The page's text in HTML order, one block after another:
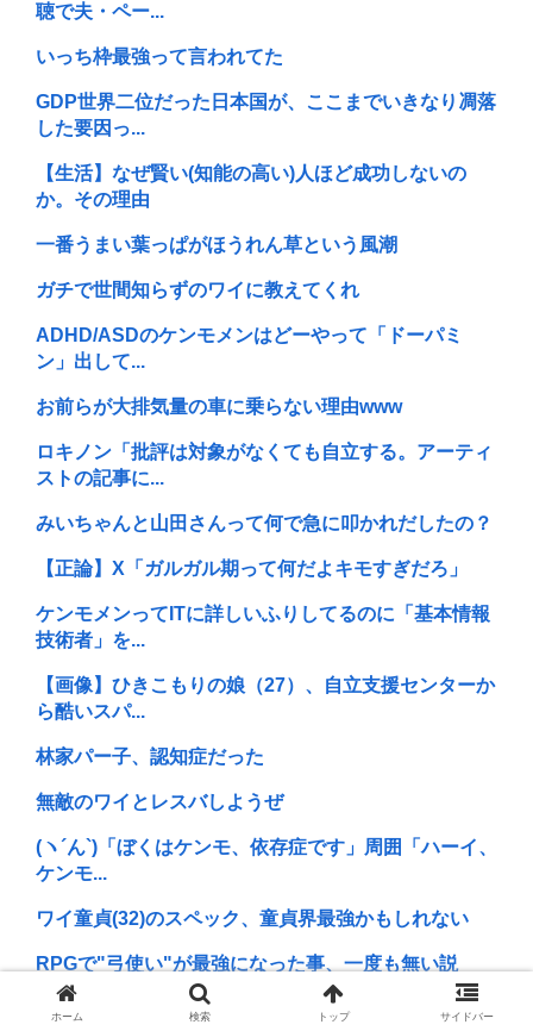
聴で夫・ペー...
いっち枠最強って言われてた
GDP世界二位だった日本国が、ここまでいきなり凋落
した要因っ...
【生活】なぜ賢い(知能の高い)人ほど成功しないの
か。その理由
一番うまい葉っぱがほうれん草という風潮
ガチで世間知らずのワイに教えてくれ
ADHD/ASDのケンモメンはどーやって「ドーパミ
ン」出して...
お前らが大排気量の車に乗らない理由www
ロキノン「批評は対象がなくても自立する。アーティ
ストの記事に...
みいちゃんと山田さんって何で急に叩かれだしたの？
【正論】X「ガルガル期って何だよキモすぎだろ」
ケンモメンってITに詳しいふりしてるのに「基本情報
技術者」を...
【画像】ひきこもりの娘（27）、自立支援センターか
ら酷いスパ...
林家パー子、認知症だった
無敵のワイとレスバしようぜ
(ヽ´ん`)「ぼくはケンモ、依存症です」周囲「ハーイ、
ケンモ...
ワイ童貞(32)のスペック、童貞界最強かもしれない
RPGで"弓使い"が最強になった事、一度も無い説
ケンモメンって朝食抜いてそう
ホーム 検索 トップ サイドバー